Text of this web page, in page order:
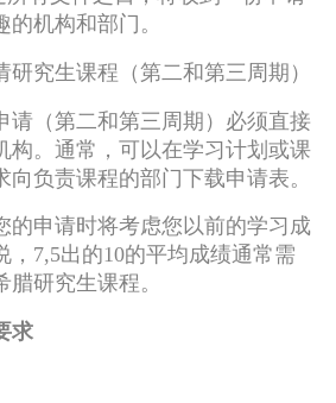
机构和部门。
究生课程（第二和第三周期）
（第二和第三周期）必须直接
构。通常，可以在学习计划或课
负责课程的部门下载申请表。
申请时将考虑您以前的学习成
，7,5出的10的平均成绩通常需
研究生课程。
求